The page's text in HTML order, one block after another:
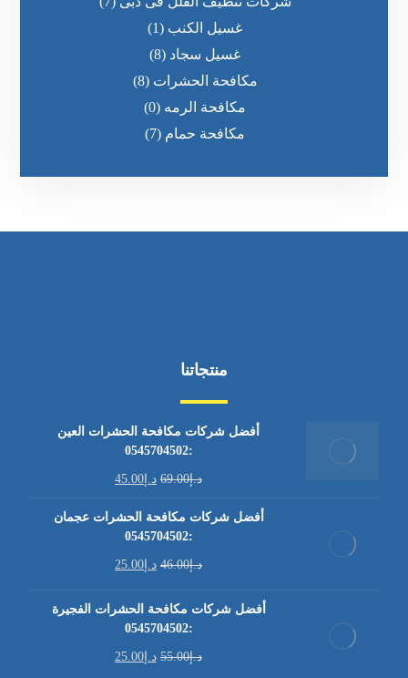
غسيل الكنب (1)
غسيل سجاد (8)
مكافحة الحشرات (8)
مكافحة الرمه (0)
مكافحة حمام (7)
منتجاتنا
أفضل شركات مكافحة الحشرات العين
:0545704502
د.إ69.00 د.إ 45.00
أفضل شركات مكافحة الحشرات عجمان
:0545704502
د.إ46.00 د.إ 25.00
أفضل شركات مكافحة الحشرات الفجيرة
:0545704502
د.إ55.00 د.إ 25.00